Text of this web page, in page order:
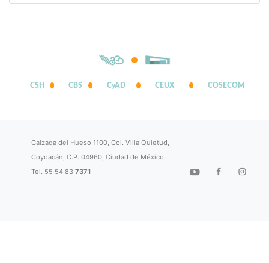
CSH CBS CyAD CEUX COSECOM
Calzada del Hueso 1100, Col. Villa Quietud,
Coyoacán, C.P. 04960, Ciudad de México.
Tel. 55 54 837371